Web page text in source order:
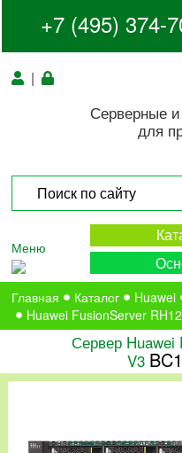
+7 (495) 374-
|
Серверные
для
Меню
Главная Каталог Huawei
Huawei FusionServer
Сервер Huawei
V3